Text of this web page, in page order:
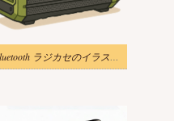
Bluetooth ラジカセのイラスト画像